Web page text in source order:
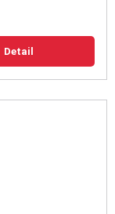
Detail